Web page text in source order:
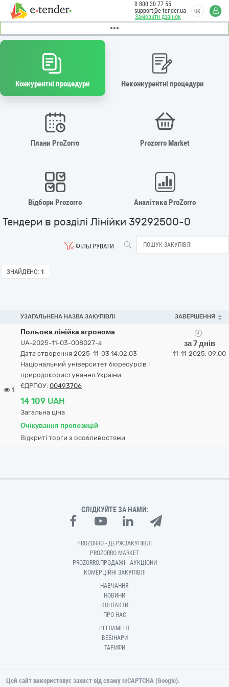
Замовити дзвінок
0 800 30 77 55
support@e-tender.ua
UK
Конкурентні процедури Неконкурентні процедури
Плани ProZorro Prozorro Market
Відбори Prozorro Аналітика ProZorro
Тендери в розділі Лінійки 39292500-0
ФІЛЬТРУВАТИ
ЗНАЙДЕНО: 1
УЗАГАЛЬНЕНА НАЗВА ЗАКУПІВЛІ ЗАВЕРШЕННЯ
1
Польова лінійка агронома
UA-2025-11-03-008027-a
Дата створення 2025-11-03 14:02:03
Національний університет біоресурсів і
природокористування України
ЄДРПОУ: 00493706
14 109 UAH
Загальна ціна
Очікування пропозицій
Відкриті торги з особливостями
за 7 днів
11-11-2025, 09:00
СЛІДКУЙТЕ ЗА НАМИ:
PROZORRO - ДЕРЖЗАКУПІВЛІ
PROZORRO MARKET
PROZORRO.ПРОДАЖІ - АУКЦІОНИ
КОМЕРЦІЙНІ ЗАКУПІВЛІ
НАВЧАННЯ
НОВИНИ
КОНТАКТИ
ПРО НАС
РЕГЛАМЕНТ
ВЕБІНАРИ
ТАРИФИ
Цей сайт використовує захист від спаму reCAPTCHA (Google).